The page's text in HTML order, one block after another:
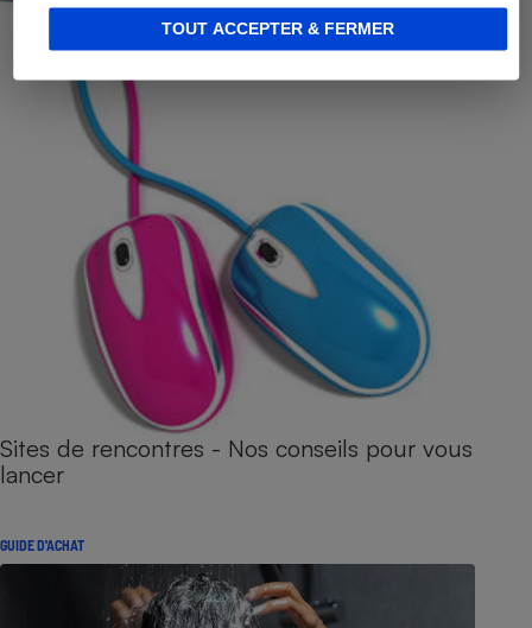
TOUT ACCEPTER & FERMER
Sites de rencontres - Nos conseils pour vous
lancer
GUIDE D'ACHAT